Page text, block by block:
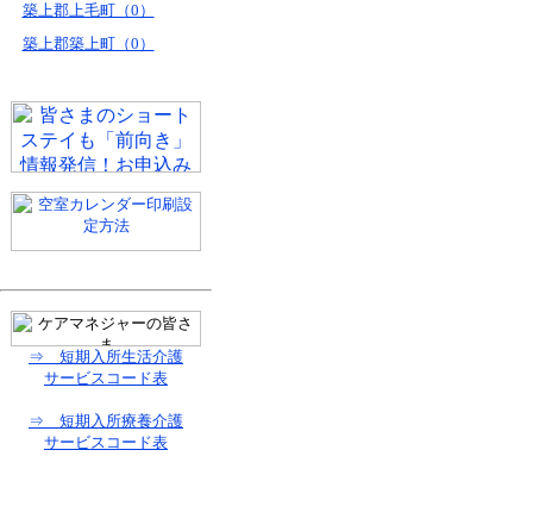
築上郡上毛町（0）
築上郡築上町（0）
⇒ 短期入所生活介護
サービスコード表
⇒ 短期入所療養介護
サービスコード表